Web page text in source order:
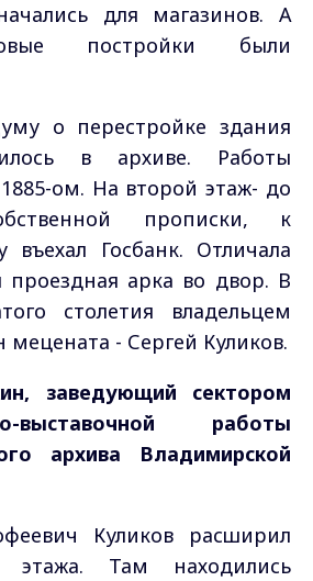
для магазинов. А
постройки были
о перестройке здания
в архиве. Работы
ом. На второй этаж- до
прописки, к
въехал Госбанк. Отличала
арка во двор. В
столетия владельцем
мецената - Сергей Куликов.
заведующий сектором
выставочной работы
архива Владимирской
Куликов расширил
этажа. Там находились